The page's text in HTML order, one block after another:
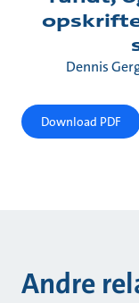
Dennis
Download PDF
Andre